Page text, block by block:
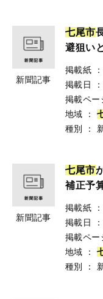
新聞記事
七尾市
避狙い
掲載紙 ：
掲載日
：
掲載ペー
地域
：
種別
：
新聞記事
七尾市
補正予
掲載紙 ：
掲載日
：
掲載ペー
地域
：
種別
：